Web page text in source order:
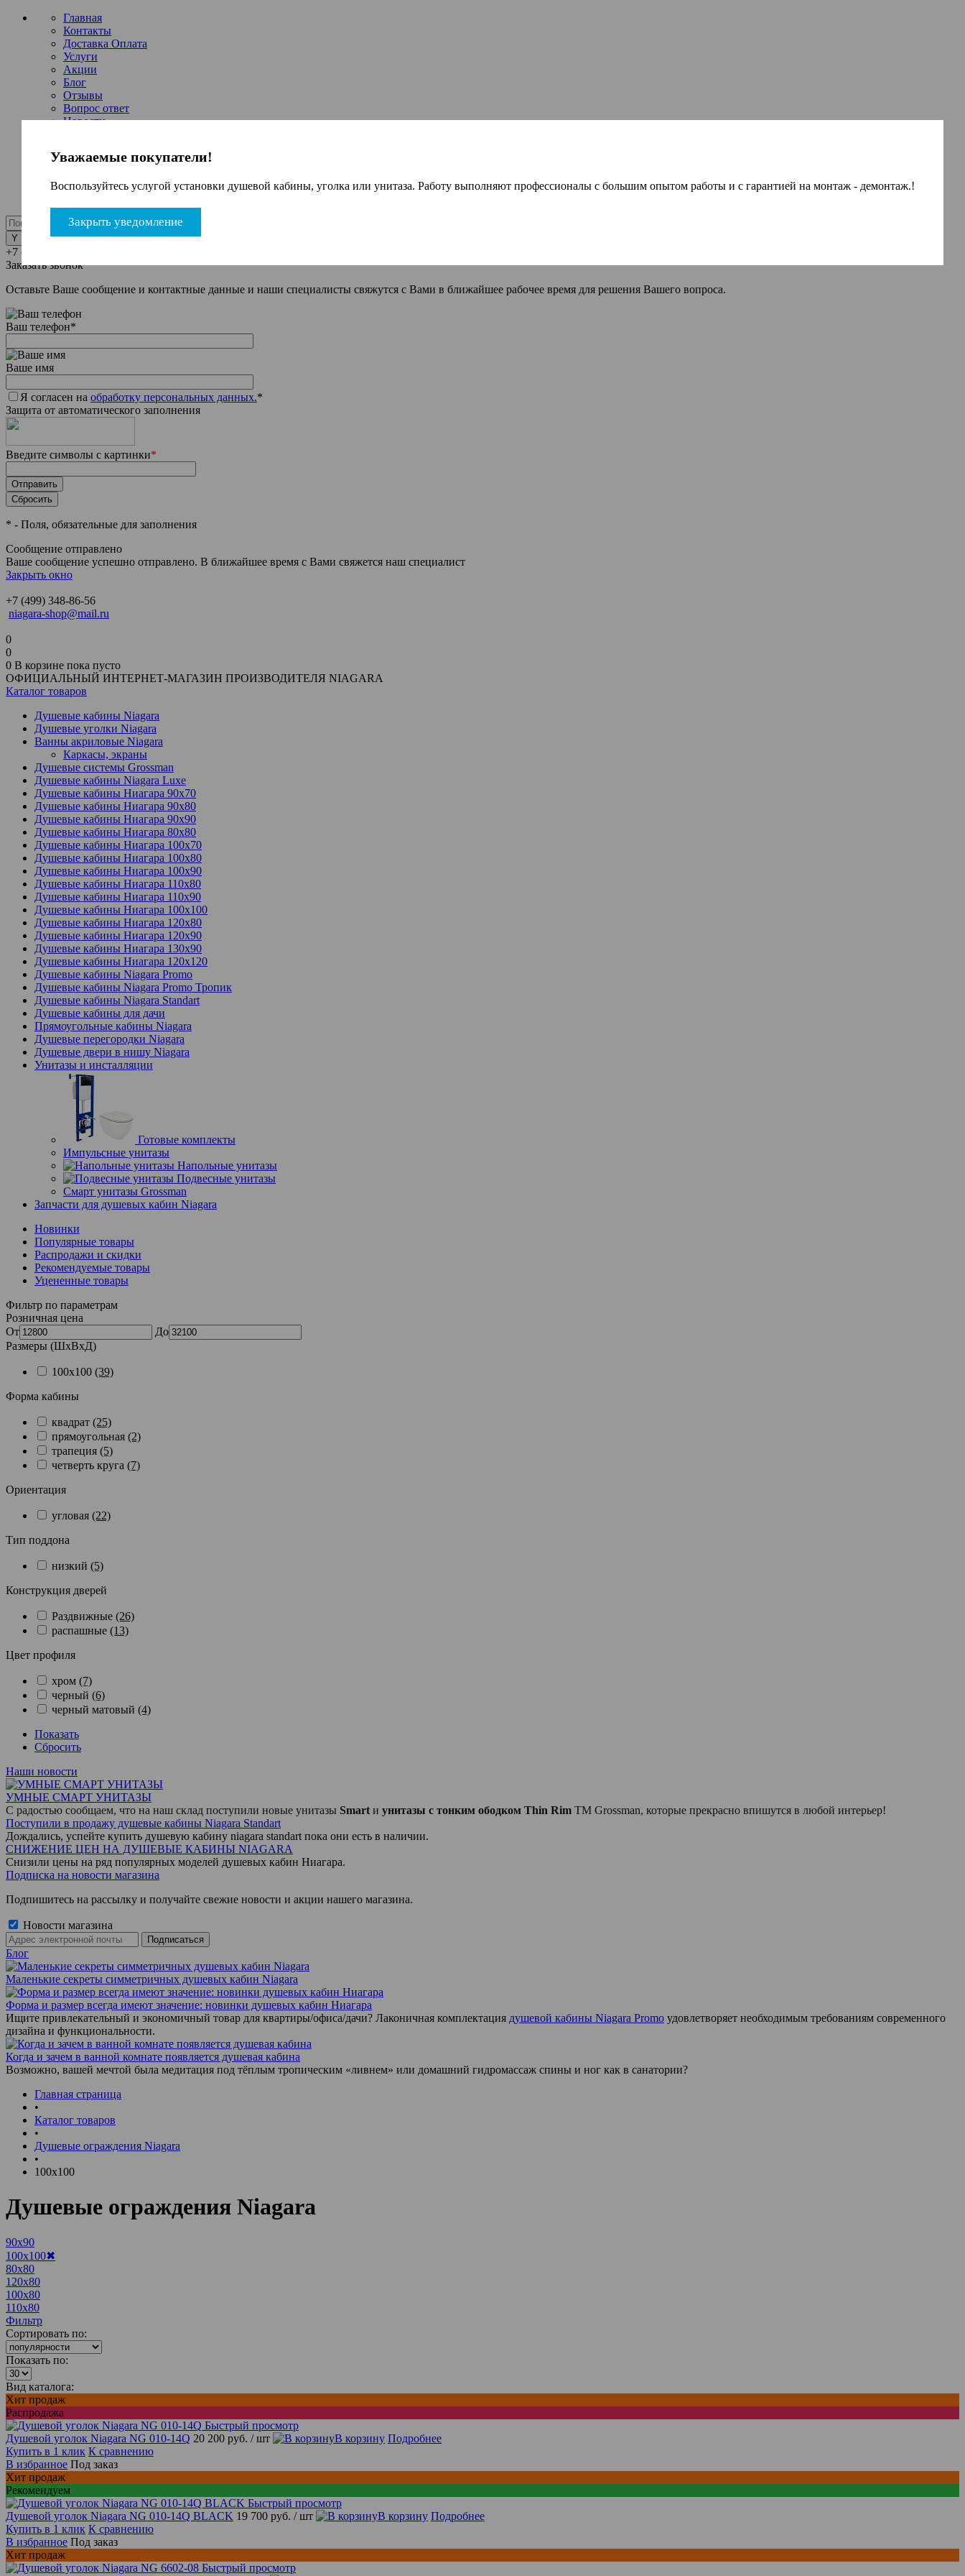
Уважаемые покупатели!
Воспользуйтесь услугой установки душевой кабины, уголка или унитаза. Работу выполняют профессионалы с большим опытом работы и с гарантией на монтаж - демонтаж.!
Закрыть уведомление
Главная
Контакты
Доставка Оплата
Услуги
Акции
Блог
Отзывы
Вопрос ответ
Новости
Регистрация
+7 (495) 199-84-04
Заказать звонок
Оставьте Ваше сообщение и контактные данные и наши специалисты свяжутся с Вами в ближайшее рабочее время для решения Вашего вопроса.
Ваш телефон*
Ваше имя
Я согласен на обработку персональных данных.*
Защита от автоматического заполнения
Введите символы с картинки*
* - Поля, обязательные для заполнения
Сообщение отправлено
Ваше сообщение успешно отправлено. В ближайшее время с Вами свяжется наш специалист
Закрыть окно
+7 (499) 348-86-56
niagara-shop@mail.ru
0
0
0 В корзине пока пусто
ОФИЦИАЛЬНЫЙ ИНТЕРНЕТ-МАГАЗИН ПРОИЗВОДИТЕЛЯ NIAGARA
Каталог товаров
Душевые кабины Niagara
Душевые уголки Niagara
Ванны акриловые Niagara
Каркасы, экраны
Душевые системы Grossman
Душевые кабины Niagara Luxe
Душевые кабины Ниагара 90x70
Душевые кабины Ниагара 90x80
Душевые кабины Ниагара 90x90
Душевые кабины Ниагара 80x80
Душевые кабины Ниагара 100x70
Душевые кабины Ниагара 100x80
Душевые кабины Ниагара 100x90
Душевые кабины Ниагара 110x80
Душевые кабины Ниагара 110x90
Душевые кабины Ниагара 100x100
Душевые кабины Ниагара 120x80
Душевые кабины Ниагара 120x90
Душевые кабины Ниагара 130x90
Душевые кабины Ниагара 120x120
Душевые кабины Niagara Promo
Душевые кабины Niagara Promo Тропик
Душевые кабины Niagara Standart
Душевые кабины для дачи
Прямоугольные кабины Niagara
Душевые перегородки Niagara
Душевые двери в нишу Niagara
Унитазы и инсталляции
Готовые комплекты
Импульсные унитазы
Напольные унитазы
Подвесные унитазы
Смарт унитазы Grossman
Запчасти для душевых кабин Niagara
Новинки
Популярные товары
Распродажи и скидки
Рекомендуемые товары
Уцененные товары
Фильтр по параметрам
Розничная цена
От
До
Размеры (ШхВхД)
100x100 (39)
Форма кабины
квадрат (25)
прямоугольная (2)
трапеция (5)
четверть круга (7)
Ориентация
угловая (22)
Тип поддона
низкий (5)
Конструкция дверей
Раздвижные (26)
распашные (13)
Цвет профиля
хром (7)
черный (6)
черный матовый (4)
Показать
Сбросить
Наши новости
УМНЫЕ СМАРТ УНИТАЗЫ
С радостью сообщаем, что на наш склад поступили новые унитазы Smart и унитазы с тонким ободком Thin Rim TM Grossman, которые прекрасно впишутся в любой интерьер!
Поступили в продажу душевые кабины Niagara Standart
Дождались, успейте купить душевую кабину niagara standart пока они есть в наличии.
СНИЖЕНИЕ ЦЕН НА ДУШЕВЫЕ КАБИНЫ NIAGARA
Снизили цены на ряд популярных моделей душевых кабин Ниагара.
Подписка на новости магазина
Подпишитесь на рассылку и получайте свежие новости и акции нашего магазина.
Новости магазина
Блог
Маленькие секреты симметричных душевых кабин Niagara
Форма и размер всегда имеют значение: новинки душевых кабин Ниагара
Ищите привлекательный и экономичный товар для квартиры/офиса/дачи? Лаконичная комплектация душевой кабины Niagara Promo удовлетворяет необходимым требованиям современного
дизайна и функциональности.
Когда и зачем в ванной комнате появляется душевая кабина
Возможно, вашей мечтой была медитация под тёплым тропическим «ливнем» или домашний гидромассаж спины и ног как в санатории?
Главная страница
•
Каталог товаров
•
Душевые ограждения Niagara
•
100x100
Душевые ограждения Niagara
90x90
100x100✖
80x80
120x80
100x80
110x80
Фильтр
Сортировать по:
Показать по:
Вид каталога:
Хит продаж
Распродажа
Быстрый просмотр
Душевой уголок Niagara NG 010-14Q 20 200 руб. / шт В корзину Подробнее
Купить в 1 клик К сравнению
В избранное Под заказ
Хит продаж
Рекомендуем
Быстрый просмотр
Душевой уголок Niagara NG 010-14Q BLACK 19 700 руб. / шт В корзину Подробнее
Купить в 1 клик К сравнению
В избранное Под заказ
Хит продаж
Быстрый просмотр